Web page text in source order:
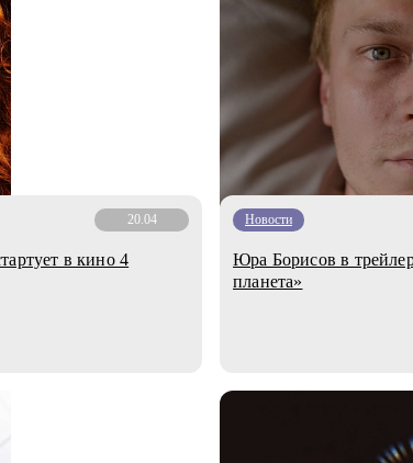
20.04
в кино 4
Новости
Юра Борисов в
планета»